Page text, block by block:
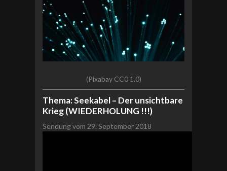
(Pixabay CC0 1.0)
Thema: Seekabel – Der unsichtbare
Krieg (WIEDERHOLUNG !!!)
Sendung vom 29. September 2018